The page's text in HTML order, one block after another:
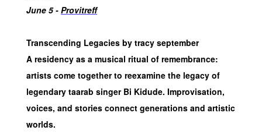
June 5 - Provitreff
Transcending Legacies by tracy september
A residency as a musical ritual of remembrance:
artists come together to reexamine the legacy of
legendary taarab singer Bi Kidude. Improvisation,
voices, and stories connect generations and artistic
worlds.